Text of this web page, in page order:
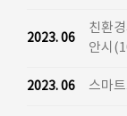
2023. 06
친환
안시
2023. 06 스마